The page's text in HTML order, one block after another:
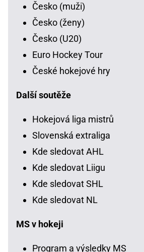
Česko (muži)
Česko (ženy)
Česko (U20)
Euro Hockey Tour
České hokejové hry
Další soutěže
Hokejová liga mistrů
Slovenská extraliga
Kde sledovat AHL
Kde sledovat Liigu
Kde sledovat SHL
Kde sledovat NL
MS v hokeji
Program a výsledky MS